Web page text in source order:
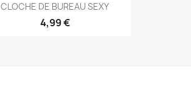
CLOCHE DE BUREAU SEXY
4,99 €